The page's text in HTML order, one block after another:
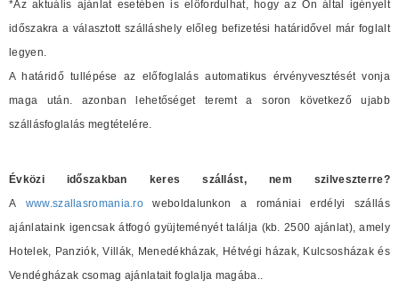
*Az aktuális ajánlat esetében is elöfordulhat, hogy az Ön által igényelt
időszakra a választott szálláshely előleg befizetési határidővel már foglalt
legyen.
A határidő tullépése az előfoglalás automatikus érvényvesztését vonja
maga után. azonban lehetőséget teremt a soron következő ujabb
szállásfoglalás megtételére.
Évközi időszakban keres szállást, nem szilveszterre?
A www.szallasromania.ro weboldalunkon a romániai erdélyi szállás
ajánlataink igencsak átfogó gyüjteményét találja (kb. 2500 ajánlat), amely
Hotelek, Panziók, Villák, Menedékházak, Hétvégi házak, Kulcsosházak és
Vendégházak csomag ajánlatait foglalja magába..